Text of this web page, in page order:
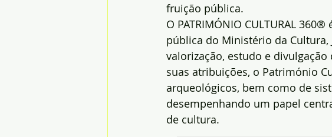
fruição pública.
O PATRIMÓNIO CULTURAL
pública do Ministério da Cultura,
valorização, estudo e
suas atribuições, o Património
arqueológicos, bem como de
desempenhando um papel
de cultura.